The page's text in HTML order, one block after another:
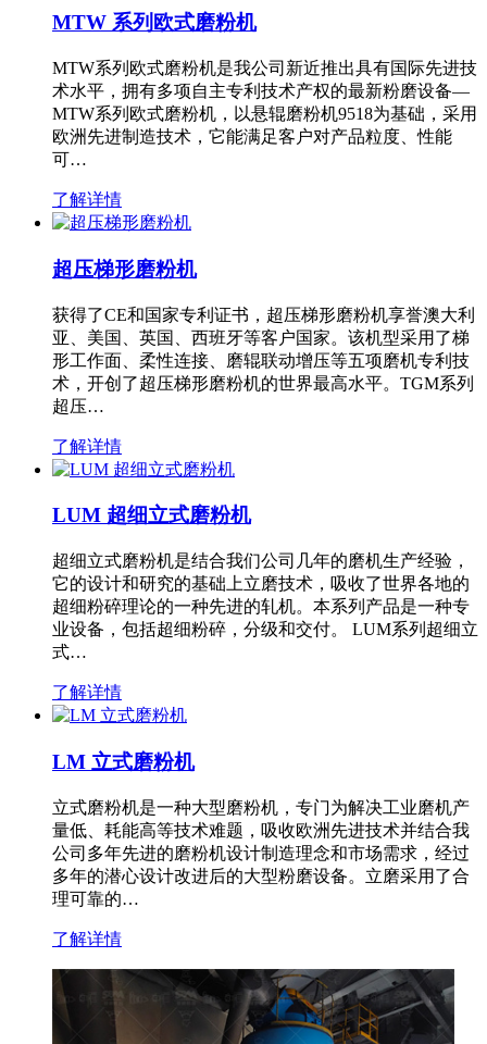
MTW 系列欧式磨粉机
MTW系列欧式磨粉机是我公司新近推出具有国际先进技
术水平，拥有多项自主专利技术产权的最新粉磨设备—
MTW系列欧式磨粉机，以悬辊磨粉机9518为基础，采用
欧洲先进制造技术，它能满足客户对产品粒度、性能
可…
了解详情
超压梯形磨粉机
获得了CE和国家专利证书，超压梯形磨粉机享誉澳大利
亚、美国、英国、西班牙等客户国家。该机型采用了梯
形工作面、柔性连接、磨辊联动增压等五项磨机专利技
术，开创了超压梯形磨粉机的世界最高水平。TGM系列
超压…
了解详情
LUM 超细立式磨粉机
超细立式磨粉机是结合我们公司几年的磨机生产经验，
它的设计和研究的基础上立磨技术，吸收了世界各地的
超细粉碎理论的一种先进的轧机。本系列产品是一种专
业设备，包括超细粉碎，分级和交付。 LUM系列超细立
式…
了解详情
LM 立式磨粉机
立式磨粉机是一种大型磨粉机，专门为解决工业磨机产
量低、耗能高等技术难题，吸收欧洲先进技术并结合我
公司多年先进的磨粉机设计制造理念和市场需求，经过
多年的潜心设计改进后的大型粉磨设备。立磨采用了合
理可靠的…
了解详情